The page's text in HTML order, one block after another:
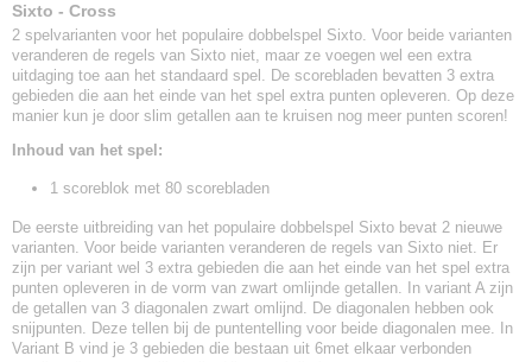
Sixto - Cross
2 spelvarianten voor het populaire dobbelspel Sixto. Voor beide varianten
veranderen de regels van Sixto niet, maar ze voegen wel een extra
uitdaging toe aan het standaard spel. De scorebladen bevatten 3 extra
gebieden die aan het einde van het spel extra punten opleveren. Op deze
manier kun je door slim getallen aan te kruisen nog meer punten scoren!
Inhoud van het spel:
1 scoreblok met 80 scorebladen
De eerste uitbreiding van het populaire dobbelspel Sixto bevat 2 nieuwe
varianten. Voor beide varianten veranderen de regels van Sixto niet. Er
zijn per variant wel 3 extra gebieden die aan het einde van het spel extra
punten opleveren in de vorm van zwart omlijnde getallen. In variant A zijn
de getallen van 3 diagonalen zwart omlijnd. De diagonalen hebben ook
snijpunten. Deze tellen bij de puntentelling voor beide diagonalen mee. In
Variant B vind je 3 gebieden die bestaan uit 6met elkaar verbonden